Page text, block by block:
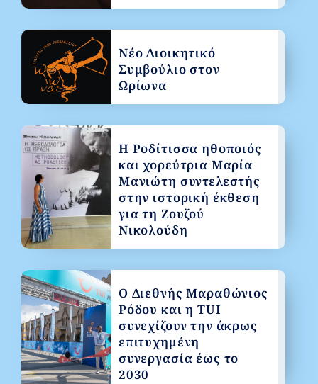
Νέο Διοικητικό
Συμβούλιο στον
Ωρίωνα
Η Ροδίτισσα ηθοποιός
και χορεύτρια Μαρία
Μανιώτη συντελεστής
στην ιστορική έκθεση
για τη Ζουζού
Νικολούδη
Ο Διεθνής Μαραθώνιος
Ρόδου και η TUI
συνεχίζουν την άκρως
επιτυχημένη
συνεργασία έως το
2030